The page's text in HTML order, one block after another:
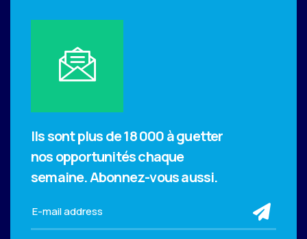
Ils sont plus de 18 000 à guetter
nos opportunités chaque
semaine.Abonnez-vous aussi.